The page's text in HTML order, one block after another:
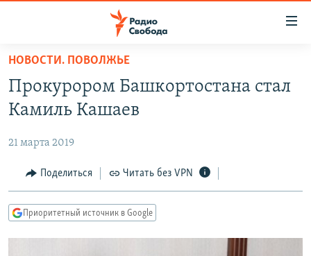
упрощенного
доступа
Вернуться
основному
Вернутся
главной
навигации
Вернутся
ПОДКАСТЫ
ЦИТАТЫ СВОБОДЫ
МНЕНИЯ
IDEL.РЕАЛИИ
НОВОСТИ. ПОВОЛЖЬЕ
Прокурором Башкортостана стал
Камиль Кашаев
21 марта 2019
Поделиться Читать без VPN
Приоритетный источник в Google